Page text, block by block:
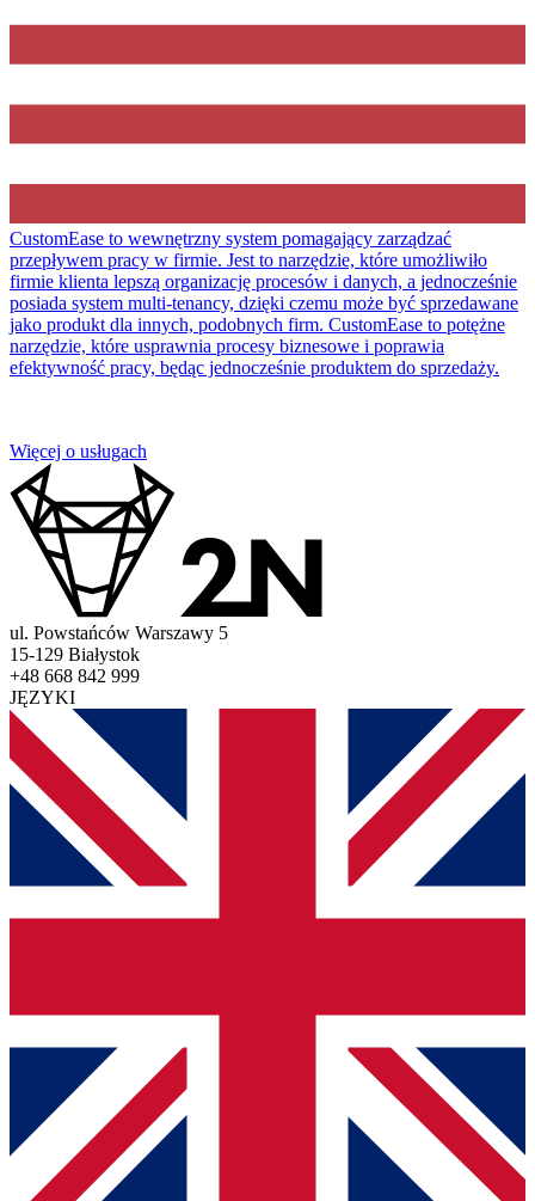
CustomEase to wewnętrzny system pomagający zarządzać
przepływem pracy w firmie. Jest to narzędzie, które umożliwiło
firmie klienta lepszą organizację procesów i danych, a jednocześnie
posiada system multi-tenancy, dzięki czemu może być sprzedawane
jako produkt dla innych, podobnych firm. CustomEase to potężne
narzędzie, które usprawnia procesy biznesowe i poprawia
efektywność pracy, będąc jednocześnie produktem do sprzedaży.
Więcej o usługach
ul. Powstańców Warszawy 5
15-129 Białystok
+48 668 842 999
JĘZYKI